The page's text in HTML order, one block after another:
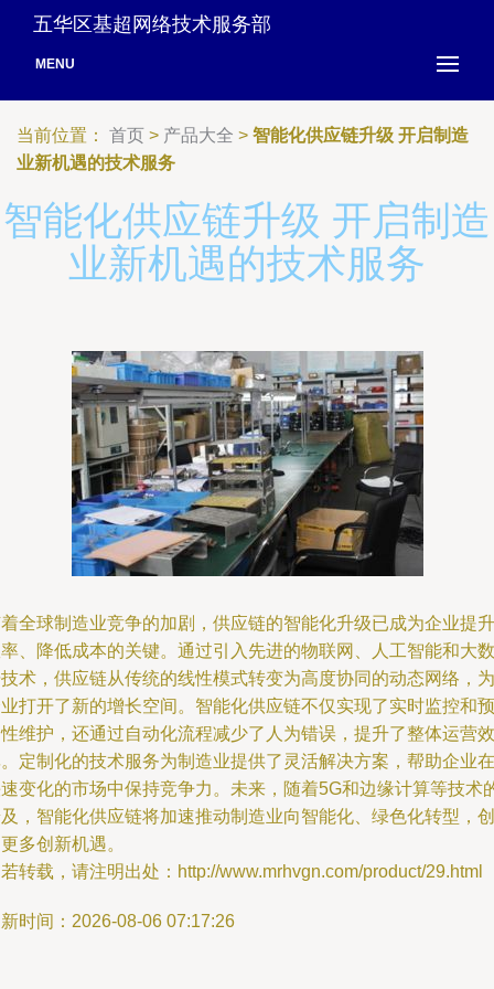
五华区基超网络技术服务部
MENU
当前位置： 首页 > 产品大全 > 智能化供应链升级 开启制造
业新机遇的技术服务
智能化供应链升级 开启制造
业新机遇的技术服务
全球制造业竞争的加剧，供应链的智能化升级已成为企业提升
、降低成本的关键。通过引入先进的物联网、人工智能和大数
术，供应链从传统的线性模式转变为高度协同的动态网络，为
打开了新的增长空间。智能化供应链不仅实现了实时监控和预
维护，还通过自动化流程减少了人为错误，提升了整体运营效
定制化的技术服务为制造业提供了灵活解决方案，帮助企业在
变化的市场中保持竞争力。未来，随着5G和边缘计算等技术
，智能化供应链将加速推动制造业向智能化、绿色化转型，创
多创新机遇。
转载，请注明出处：http://www.mrhvgn.com/product/29.html
时间：2026-08-06 07:17:26